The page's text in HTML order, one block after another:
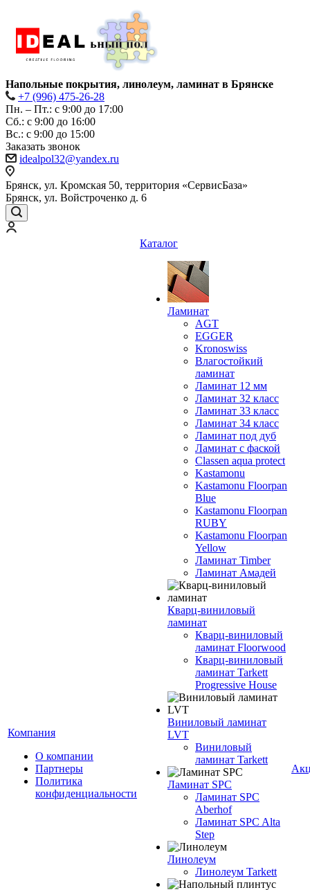
Напольные покрытия, линолеум, ламинат в Брянске
+7 (996) 475-26-28
Пн. – Пт.: с 9:00 до 17:00
Сб.: с 9:00 до 16:00
Bc.: с 9:00 до 15:00
Заказать звонок
idealpol32@yandex.ru
Брянск, ул. Кромская 50, территория «СервисБаза»
Брянск, ул. Войстроченко д. 6
Компания
О компании
Партнеры
Политика
конфиденциальности
Каталог
Ламинат
AGT
EGGER
Kronoswiss
Влагостойкий
ламинат
Ламинат 12 мм
Ламинат 32 класс
Ламинат 33 класс
Ламинат 34 класс
Ламинат под дуб
Ламинат с фаской
Classen aqua protect
Kastamonu
Kastamonu Floorpan
Blue
Kastamonu Floorpan
RUBY
Kastamonu Floorpan
Yellow
Ламинат Timber
Ламинат Амадей
Кварц-виниловый
ламинат
Кварц-виниловый
ламинат Floorwood
Кварц-виниловый
ламинат Tarkett
Progressive House
Виниловый ламинат
LVT
Виниловый
ламинат Tarkett
Ламинат SPC
Ламинат SPC
Aberhof
Ламинат SPC Alta
Step
Линолеум
Линолеум Tarkett